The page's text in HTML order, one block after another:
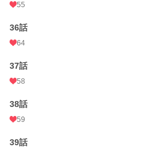
55
36話
64
37話
58
38話
59
39話